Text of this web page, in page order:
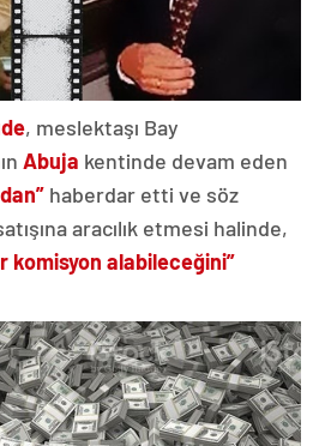
, meslektaşı Bay
Abuja kentinde devam eden
haberdar etti ve söz
aracılık etmesi halinde,
komisyon alabileceğini”